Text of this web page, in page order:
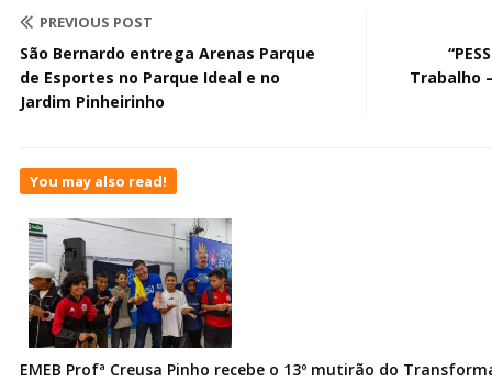
PREVIOUS POST
São Bernardo entrega Arenas Parque
de Esportes no Parque Ideal e no
Jardim Pinheirinho
Trabalho
You may also read!
EMEB Profª Creusa Pinho recebe o 13º mutirão do